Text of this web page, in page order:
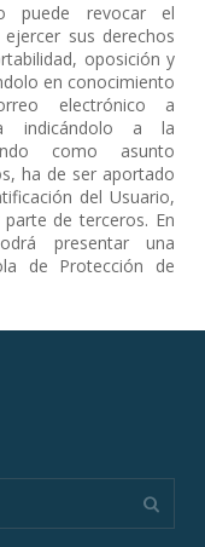
puede revocar el
sus derechos
oposición y
en conocimiento
electrónico a
indicándolo a la
como asunto
ha de ser aportado
del Usuario,
de terceros. En
presentar una
de Protección de